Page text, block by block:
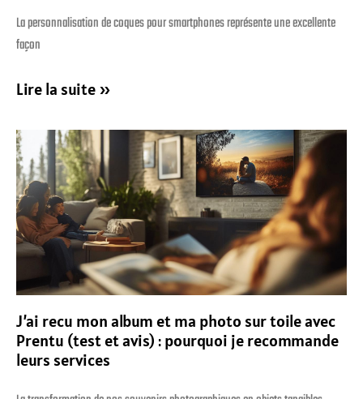
La personnalisation de coques pour smartphones représente une excellente
façon
Lire la suite »
J’ai recu mon album et ma photo sur toile avec
Prentu (test et avis) : pourquoi je recommande
leurs services